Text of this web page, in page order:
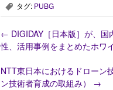
, タグ: PUBG
← DIGIDAY［日本版］が、
性、活用事例をまとめたホワ
NTT東日本におけるドローン
ン技術者育成の取組み） →